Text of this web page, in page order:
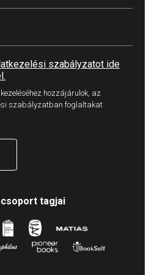
szabályzatot ide
hozzájárulok, az
foglaltakat
tagjai